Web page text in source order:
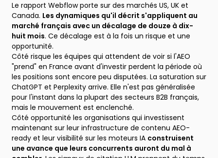
Le rapport Webflow porte sur des marchés US, UK et
Canada. Les dynamiques qu'il décrit s'appliquent au
marché français avec un décalage de douze à dix-
huit mois. Ce décalage est à la fois un risque et une
opportunité.
Côté risque les équipes qui attendent de voir si l'AEO
"prend" en France avant d'investir perdent la période où
les positions sont encore peu disputées. La saturation sur
ChatGPT et Perplexity arrive. Elle n'est pas généralisée
pour l'instant dans la plupart des secteurs B2B français,
mais le mouvement est enclenché.
Côté opportunité les organisations qui investissent
maintenant sur leur infrastructure de contenu AEO-
ready et leur visibilité sur les moteurs IA construisent
une avance que leurs concurrents auront du mal à